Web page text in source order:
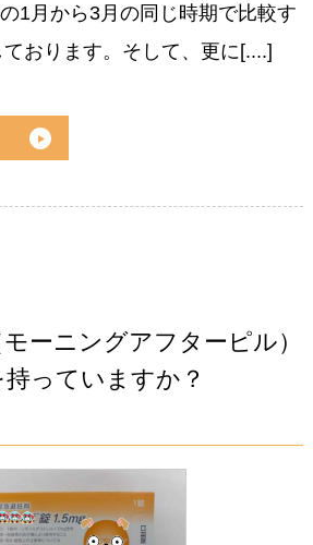
1月から3月の同じ時期で比較す
おります。そして、更に[....]
ーニングアフターピル）
っていますか？